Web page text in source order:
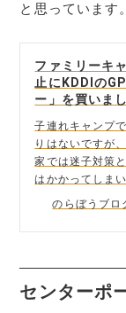
と思っています。
ファミリーキ
止にKDDIの
ー」を買いまし
子連れキャンプ
りはないですが
家では迷子対策
はかかってしま
のらぼうブロ
センターポ